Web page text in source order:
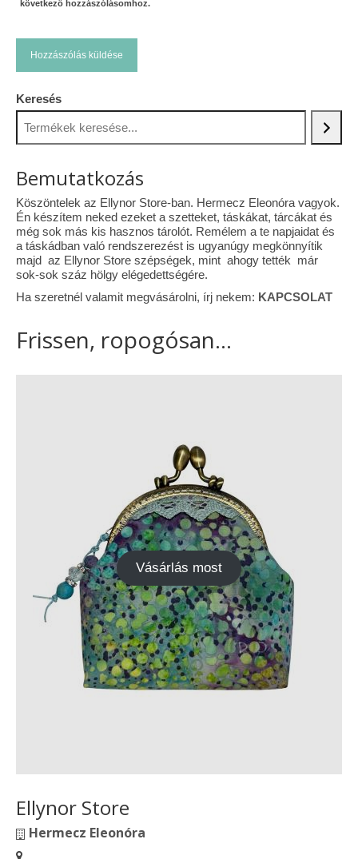
következő hozzászólásomhoz.
Keresés
Bemutatkozás
Köszöntelek az Ellynor Store-ban. Hermecz Eleonóra vagyok.
Én készítem neked ezeket a szetteket, táskákat, tárcákat és
még sok más kis hasznos tárolót. Remélem a te napjaidat és
a táskádban való rendszerezést is ugyanúgy megkönnyítik
majd az Ellynor Store szépségek, mint ahogy tették már
sok-sok száz hölgy elégedettségére.
Ha szeretnél valamit megvásárolni, írj nekem: KAPCSOLAT
Frissen, ropogósan...
Vásárlás most
Ellynor Store
Hermecz Eleonóra